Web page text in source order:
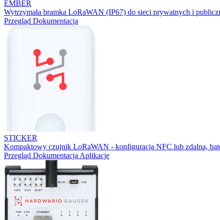
EMBER
Wytrzymała bramka LoRaWAN (IP67) do sieci prywatnych i
Przegląd Dokumentacja
STICKER
Kompaktowy czujnik LoRaWAN - konfiguracja NFC lub zdalna,
Przegląd Dokumentacja Aplikacje